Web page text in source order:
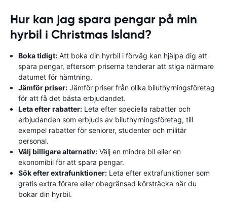
Hur kan jag spara pengar på min
hyrbil i Christmas Island?
Boka tidigt: Att boka din hyrbil i förväg kan hjälpa dig att
spara pengar, eftersom priserna tenderar att stiga närmare
datumet för hämtning.
Jämför priser: Jämför priser från olika biluthyrningsföretag
för att få det bästa erbjudandet.
Leta efter rabatter: Leta efter speciella rabatter och
erbjudanden som erbjuds av biluthyrningsföretag, till
exempel rabatter för seniorer, studenter och militär
personal.
Välj billigare alternativ: Välj en mindre bil eller en
ekonomibil för att spara pengar.
Sök efter extrafunktioner: Leta efter extrafunktioner som
gratis extra förare eller obegränsad körsträcka när du
bokar din hyrbil.